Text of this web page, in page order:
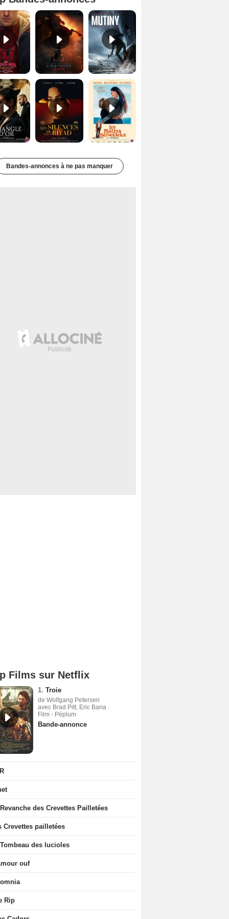
Spider-Man: Brand New Day Bande-annonce VO STFR L'Odyssée Bande-annonce VO STFR
Les Silences de Riyad Bande-annonce VO STFR Les Matins merveilleux Bande-annonce VF
Bandes-annonces à ne pas manquer
Films sur Netflix
1. Troie
de Wolfgang Petersen
avec Brad Pitt, Eric Bana
Film - Péplum
Bande-annonce
des Crevettes Pailletées
Crevettes pailletées
des lucioles
ouf
Rip